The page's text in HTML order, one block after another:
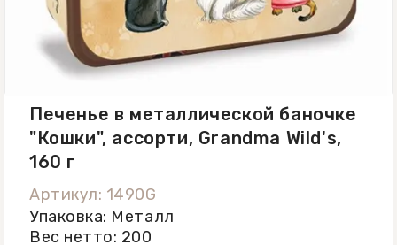
герметичном контейнере и
употребить в течение 30 дней.
Печенье в металлической баночке
"Кошки", ассорти, Grandma Wild's,
160 г
Артикул: 1490G
Упаковка: Металл
Вес нетто: 200